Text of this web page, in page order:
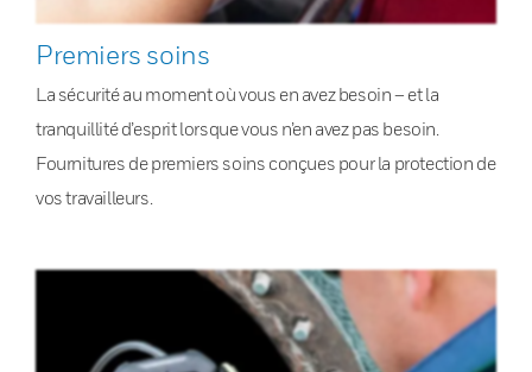
Premiers soins
La sécurité au moment où vous en avez besoin – et la
tranquillité d’esprit lorsque vous n’en avez pas besoin.
Fournitures de premiers soins conçues pour la protection de
vos travailleurs.